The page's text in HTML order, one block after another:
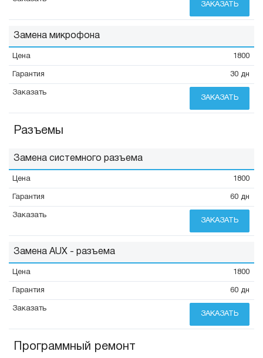
ЗАКАЗАТЬ
Замена микрофона
1800
30 дн
ЗАКАЗАТЬ
Разъемы
Замена системного разъема
1800
60 дн
ЗАКАЗАТЬ
Замена AUX - разъема
1800
60 дн
ЗАКАЗАТЬ
Программный ремонт